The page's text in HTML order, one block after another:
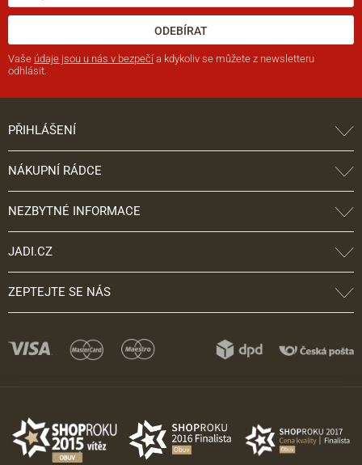
ODEBÍRAT
Vaše údaje jsou u nás v bezpečí a kdykoliv se můžete z newsletteru
odhlásit.
PŘIHLÁŠENÍ
NÁKUPNÍ RÁDCE
NEZBYTNÉ INFORMACE
JADI.CZ
ZEPTEJTE SE NÁS